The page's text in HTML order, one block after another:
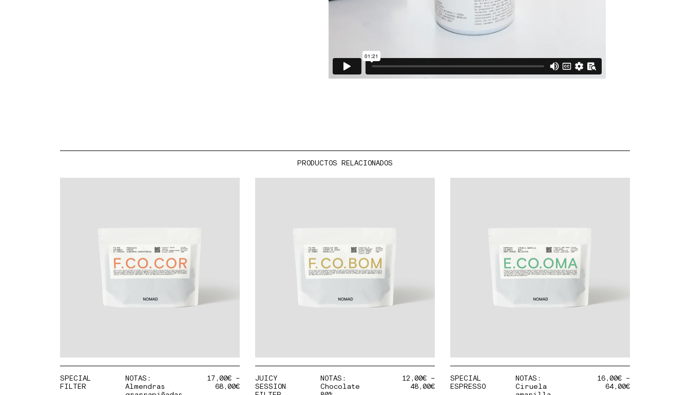
PRODUCTOS RELACIONADOS
SPECIAL
FILTER
NOTAS:
Almendras
17,00€–
68,00€
JUICY
SESSION
NOTAS:
Chocolate
12,00€–
48,00€
SPECIAL
ESPRESSO
NOTAS:
Ciruela
16,00€–
64,00€